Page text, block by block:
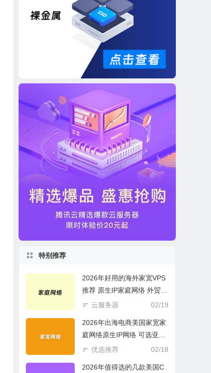
特别推荐
2026年好用的海外家宽VPS
推荐 原生IP家庭网络 外贸电
商必选
02/19
云服务器
2026年出海电商美国家宽家
庭网络原生IP网络 可选亚欧
美云服务器
02/18
优选推荐
2026年值得选的几款美国C